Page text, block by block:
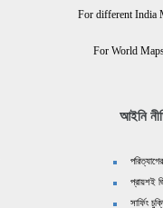
For different India
For World
আইনি
প্রায়শই
সার্ফিং